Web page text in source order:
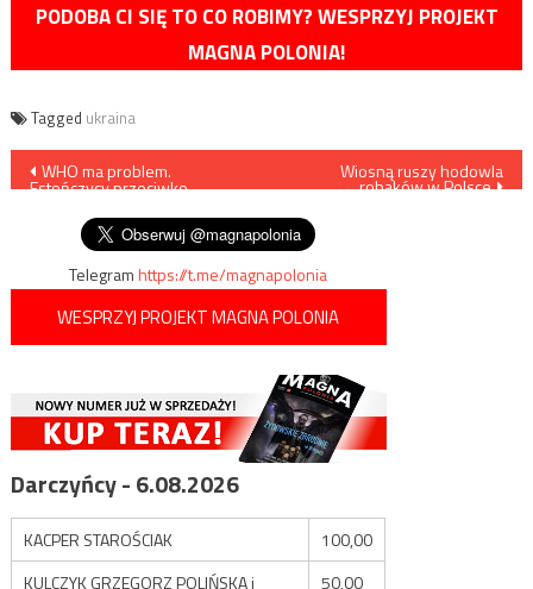
PODOBA CI SIĘ TO CO ROBIMY? WESPRZYJ PROJEKT
MAGNA POLONIA!
Tagged ukraina
Nawigacja
wpisu
WHO ma problem.
Estończycy przeciwko
Wiosną ruszy hodowla
robaków w Polsce
Telegramhttps://t.me/magnapolonia
WESPRZYJ PROJEKT MAGNA POLONIA
Darczyńcy - 6.08.2026
KACPER STAROŚCIAK
100,00
KULCZYK GRZEGORZ POLIŃSKA i
50,00